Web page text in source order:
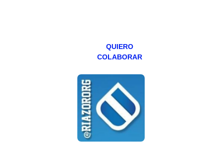
QUIERO
COLABORAR